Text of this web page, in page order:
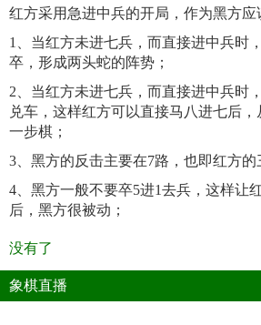
红方采用急进中兵的开局，作为黑方应
1、当红方未进七兵，而直接进中兵时
卒，形成两头蛇的阵势；
2、当红方未进七兵，而直接进中兵时
兑车，这样红方可以直接马八进七后
一步棋；
3、黑方的反击主要在7路，也即红方的
4、黑方一般不要卒5进1去兵，这样让
后，黑方很被动；
没有了
象棋直播